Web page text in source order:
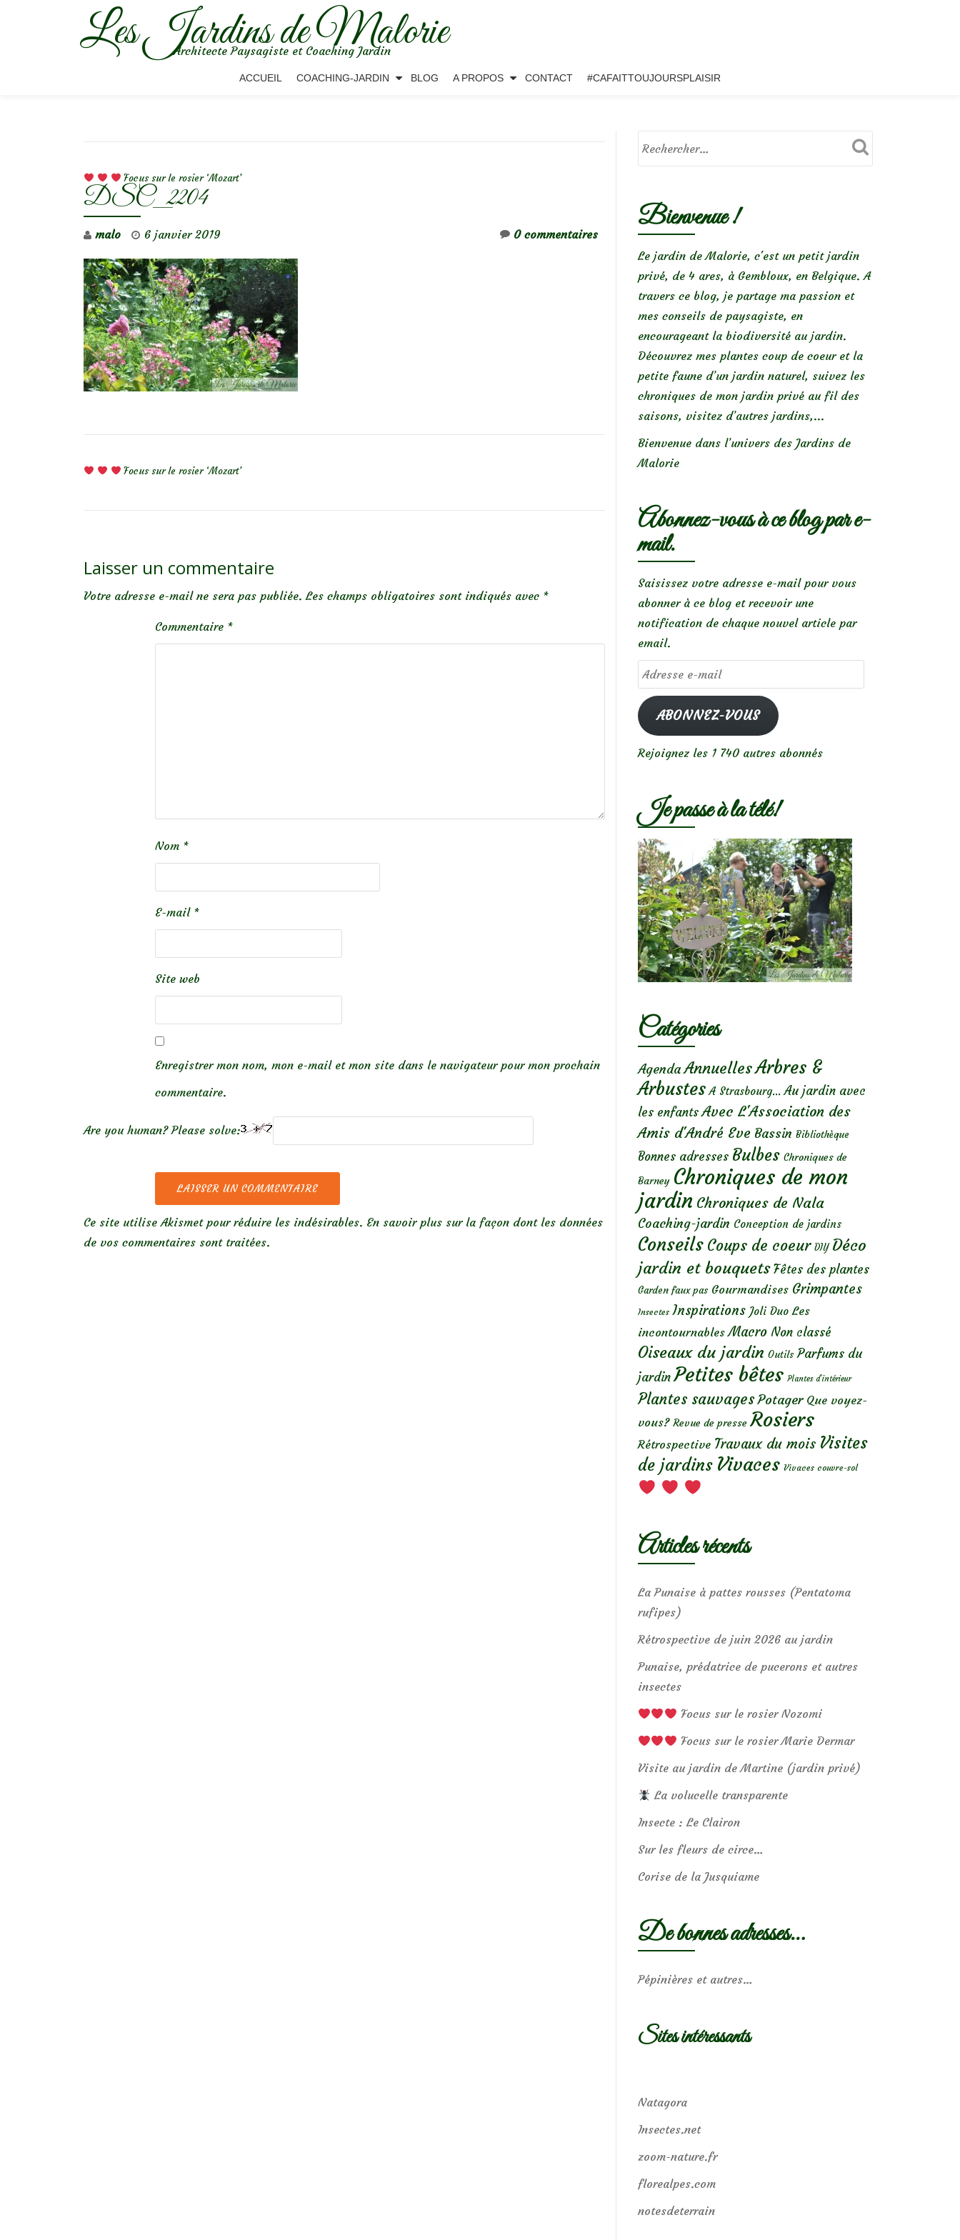
Les Jardins de Malorie
Architecte Paysagiste et Coaching Jardin
ACCUEIL COACHING-JARDIN BLOG A PROPOS CONTACT #CAFAITTOUJOURSPLAISIR
Focus sur le rosier ‘Mozart’
DSC_2204
malo 6 janvier 2019 0 commentaires
Focus sur le rosier ‘Mozart’
Laisser un commentaire
Votre adresse e-mail ne sera pas publiée. Les champs obligatoires sont indiqués avec *
Commentaire *
Nom *
E-mail *
Site web
Enregistrer mon nom, mon e-mail et mon site dans le navigateur pour mon prochain
commentaire.
Are you human? Please solve:
Ce site utilise Akismet pour réduire les indésirables. En savoir plus sur la façon dont les données
de vos commentaires sont traitées.
Bienvenue !
Le jardin de Malorie, c'est un petit jardin
privé, de 4 ares, à Gembloux, en Belgique. A
travers ce blog, je partage ma passion et
mes conseils de paysagiste, en
encourageant la biodiversité au jardin.
Découvrez mes plantes coup de coeur et la
petite faune d’un jardin naturel, suivez les
chroniques de mon jardin privé au fil des
saisons, visitez d’autres jardins,...
Bienvenue dans l’univers des Jardins de
Malorie
Abonnez-vous à ce blog par e-
mail.
Saisissez votre adresse e-mail pour vous
abonner à ce blog et recevoir une
notification de chaque nouvel article par
email.
Adresse
e-
mailABONNEZ-VOUS
Rejoignez les 1 740 autres abonnés
Je passe à la télé!
Catégories
Agenda AnnuellesArbres &
Arbustes A Strasbourg... Au jardin avec
les enfants Avec L'Association des
Amis d'André Eve Bassin Bibliothèque
Bonnes adresses Bulbes Chroniques de
Barney Chroniques de mon
jardin Chroniques de Nala
Coaching-jardin Conception de jardins
Conseils Coups de coeur DIY Déco
jardin et bouquets Fêtes des plantes
Garden faux pas Gourmandises Grimpantes
Insectes Inspirations Joli Duo Les
incontournables Macro Non classé
Oiseaux du jardin Outils Parfums du
jardin Petites bêtes Plantes d’intérieur
Plantes sauvages Potager Que voyez-
vous? Revue de presse Rosiers
Rétrospective Travaux du mois Visites
de jardins Vivaces Vivaces couvre-sol
Articles récents
La Punaise à pattes rousses (Pentatoma
rufipes)
Rétrospective de juin 2026 au jardin
Punaise, prédatrice de pucerons et autres
insectes
Focus sur le rosier Nozomi
Focus sur le rosier Marie Dermar
Visite au jardin de Martine (jardin privé)
La volucelle transparente
Insecte : Le Clairon
Sur les fleurs de circe…
Corise de la Jusquiame
De bonnes adresses…
Pépinières et autres…
Sites intéressants
Natagora
Insectes.net
zoom-nature.fr
florealpes.com
notesdeterrain